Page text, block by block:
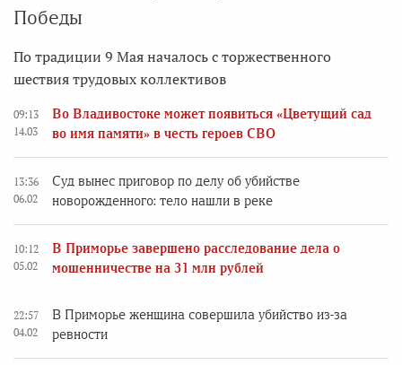
Победы
По традиции 9 Мая началось с торжественного
шествия трудовых коллективов
09:13
14.03
Во Владивостоке может появиться «Цветущий сад
во имя памяти» в честь героев СВО
13:36
06.02
Суд вынес приговор по делу об убийстве
новорожденного: тело нашли в реке
10:12
05.02
В Приморье завершено расследование дела о
мошенничестве на 31 млн рублей
22:57
04.02
В Приморье женщина совершила убийство из-за
ревности